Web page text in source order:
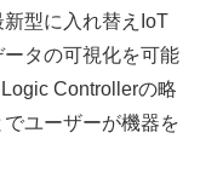
型に入れ替えIoT
タの可視化を可能
Controllerの略
ユーザーが機器を